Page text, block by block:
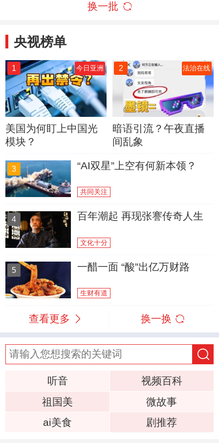
换一批
央视榜单
1 今日亚洲
美国为何盯上中国光
模块？
2 法治在线
暗语引流？午夜直播
间乱象
3 “AI双星”上空有何新本领？
共同关注
4 百年潮起 再现张謇传奇人生
文化十分
5 一醋一面 “酸”出亿万财路
生财有道
查看更多 换一换
听音
视频百科
祖国美
微故事
ai美食
剧推荐